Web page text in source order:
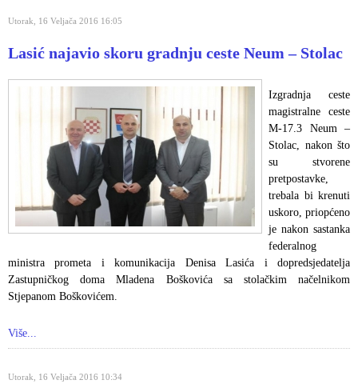
Utorak, 16 Veljača 2016 16:05
Lasić najavio skoru gradnju ceste Neum – Stolac
Izgradnja ceste
magistralne ceste
M-17.3 Neum –
Stolac, nakon što
su stvorene
pretpostavke,
trebala bi krenuti
uskoro, priopćeno
je nakon sastanka
federalnog
ministra prometa i komunikacija Denisa Lasića i dopredsjedatelja
Zastupničkog doma Mladena Boškovića sa stolačkim načelnikom
Stjepanom Boškovićem.
Više...
Utorak, 16 Veljača 2016 10:34